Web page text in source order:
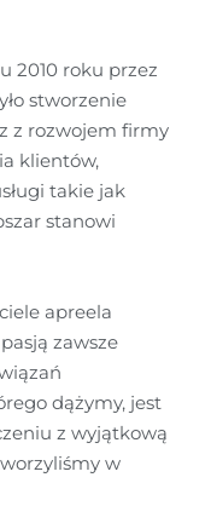
2010 roku przez
stworzenie
z rozwojem firmy
klientów,
takie jak
stanowi
apreela
zawsze
dążymy, jest
z wyjątkową
w